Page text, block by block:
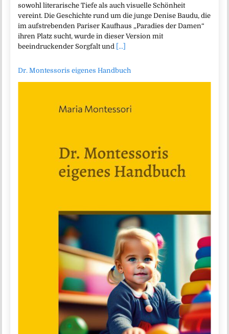
sowohl literarische Tiefe als auch visuelle Schönheit
vereint. Die Geschichte rund um die junge Denise Baudu, die
im aufstrebenden Pariser Kaufhaus „Paradies der Damen“
ihren Platz sucht, wurde in dieser Version mit
beeindruckender Sorgfalt und [...]
Dr. Montessoris eigenes Handbuch